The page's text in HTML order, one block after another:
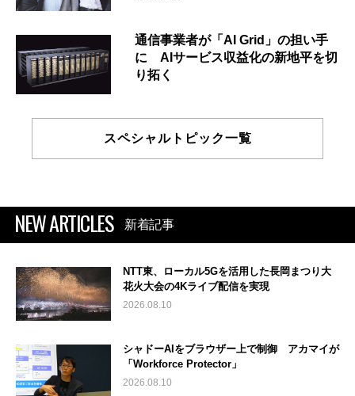
通信事業者が「AI Grid」の担い手
に AIサービス収益化の新地平を切
り拓く
スペシャルトピック一覧
NEW ARTICLES 新着記事
NTT東、ローカル5Gを活用した長岡まつり大
花火大会の4Kライブ配信を実現
2026.08.10
シャドーAIをブラウザー上で制御 アカマイが
「Workforce Protector」
2026.08.10